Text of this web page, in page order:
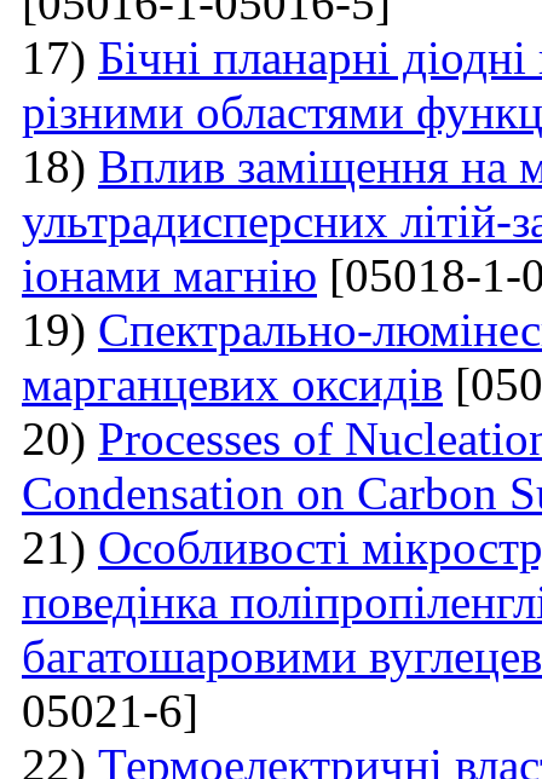
17) Бічні планарні
різними областями
18) Вплив заміщення на
ультрадисперсних
іонами магнію [05018-1-
19) Спектрально-
марганцевих оксидів
20) Processes of
Condensation on Carbon
21) Особливості
поведінка
багатошаровими
05021-6]
22) Термоелектричні